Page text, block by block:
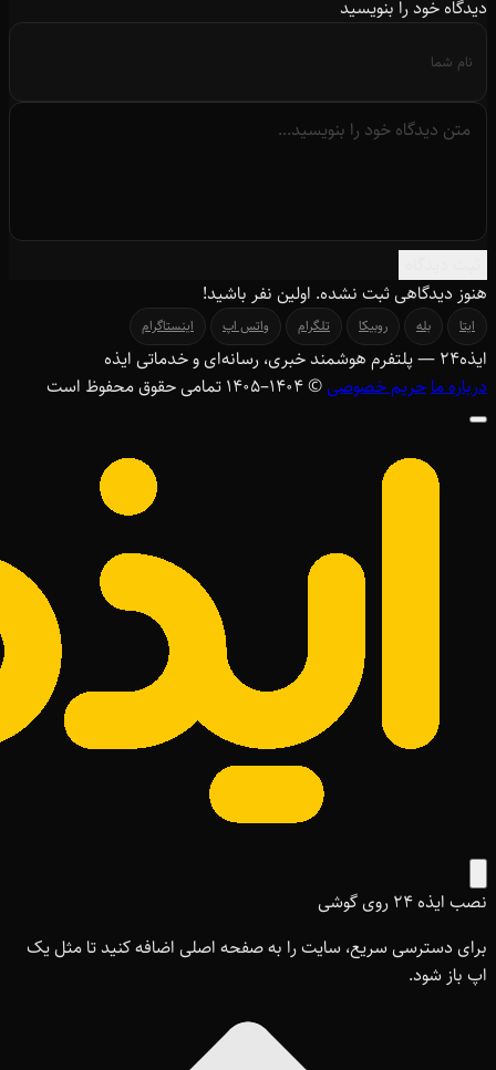
دیدگاه خود را بنویسید
هنوز دیدگاهی ثبت نشده. اولین نفر باشید!
ایتا بله روبیکا تلگرام واتس اپ اینستاگرام
ایذه۲۴ — پلتفرم هوشمند خبری، رسانه‌ای و خدماتی ایذه
درباره ماحریم خصوصی© ۱۴۰۴–1405 تمامی حقوق محفوظ است
نصب ایذه ۲۴ روی گوشی
برای دسترسی سریع، سایت را به صفحه اصلی اضافه کنید تا مثل یک
اپ باز شود.